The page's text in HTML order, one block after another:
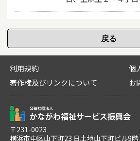
利用規約
個
著作権及びリンクについて
お
〒231-0023
横浜市中区山下町23 日土地山下町ビル9階